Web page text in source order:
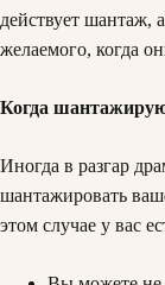
действует шантаж,
желаемого, когда
Когда
Иногда в разгар
шантажировать
этом случае у вас